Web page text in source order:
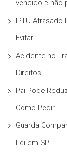
vencido e não
IPTU
Evitar
Acidente no
Direitos
Pai Pode
Como Pedir
Guarda
Lei em SP